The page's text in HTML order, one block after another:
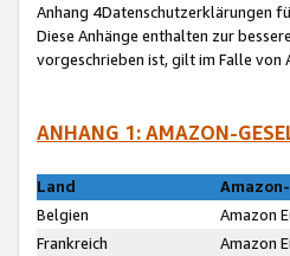
Anhang 4Datenschutzerklärungen
Diese Anhänge enthalten zur
vorgeschrieben ist, gilt im Falle von
ANHANG 1: AMAZON-
Land
Belgien
Amazon
Frankreich
Amazon